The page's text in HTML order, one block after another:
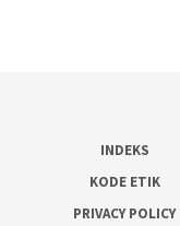
INDEKS
KODE ETIK
PRIVACY POLICY